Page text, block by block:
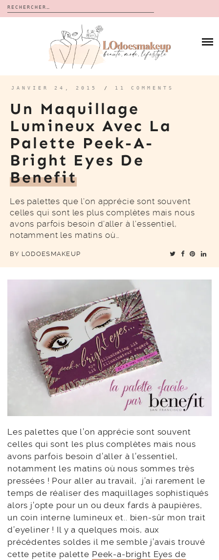
Rechercher :
CALENDRIERS DE L’AVENT
BON PLAN
À PROPOS
CONTACT
JANVIER 24, 2015 / 11 COMMENTS
Un Maquillage
Lumineux Avec La
Palette Peek-A-
Bright Eyes De
Benefit
Les palettes que l’on apprécie sont souvent
celles qui sont les plus complètes mais nous
avons parfois besoin d’aller à l’essentiel,
notamment les matins où…
BY LODOESMAKEUP
Les palettes que l’on apprécie sont souvent
celles qui sont les plus complètes mais nous
avons parfois besoin d’aller à l’essentiel,
notamment les matins où nous sommes très
pressées ! Pour aller au travail, j’ai rarement le
temps de réaliser des maquillages sophistiqués
alors j’opte pour un ou deux fards à paupières,
un coin interne lumineux et.. bien-sûr mon trait
d’eyeliner ! Il y a quelques mois, aux
précédentes soldes il me semble j’avais trouvé
cette petite palette Peek-a-bright Eyes de